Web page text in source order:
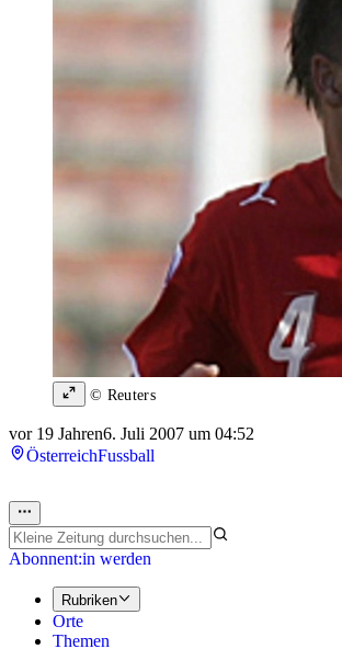
© Reuters
vor 19 Jahren6. Juli 2007 um 04:52
ÖsterreichFussball
Abonnent:in werden
Rubriken
Orte
Themen